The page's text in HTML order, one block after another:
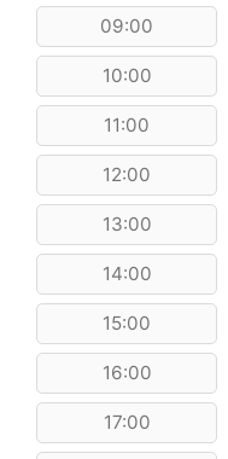
09:00
10:00
11:00
12:00
13:00
14:00
15:00
16:00
17:00